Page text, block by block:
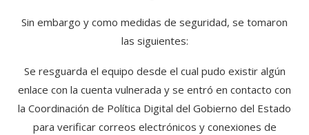
Sin embargo y como medidas de seguridad, se tomaron
las siguientes:
Se resguarda el equipo desde el cual pudo existir algún
enlace con la cuenta vulnerada y se entró en contacto con
la Coordinación de Política Digital del Gobierno del Estado
para verificar correos electrónicos y conexiones de